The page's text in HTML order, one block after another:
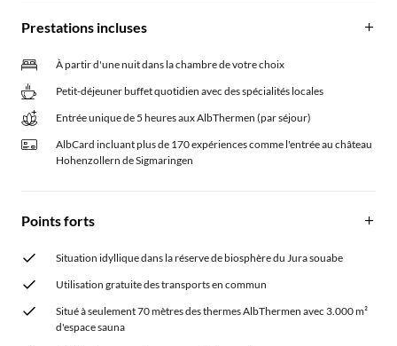
Prestations incluses
À partir d'une nuit dans la chambre de votre choix
Petit-déjeuner buffet quotidien avec des spécialités locales
Entrée unique de 5 heures aux AlbThermen (par séjour)
AlbCard incluant plus de 170 expériences comme l'entrée au château
Hohenzollern de Sigmaringen
Points forts
Situation idyllique dans la réserve de biosphère du Jura souabe
Utilisation gratuite des transports en commun
Situé à seulement 70 mètres des thermes AlbThermen avec 3.000 m²
d'espace sauna